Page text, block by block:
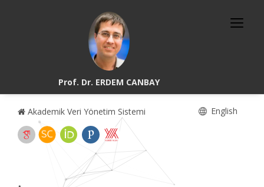
Prof. Dr. ERDEM CANBAY
Akademik Veri Yönetim Sistemi English